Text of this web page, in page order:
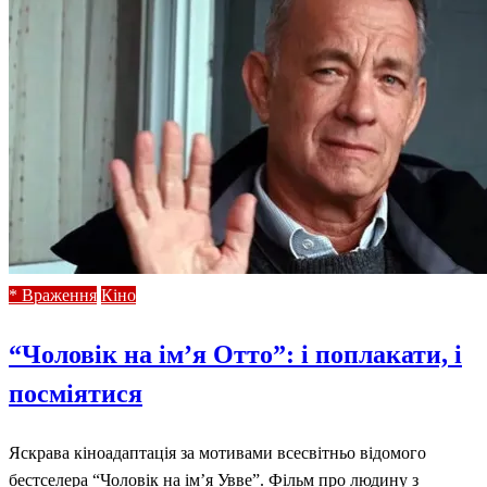
* Враження Кіно
“Чоловік на ім’я Отто”: і поплакати, і
посміятися
Яскрава кіноадаптація за мотивами всесвітньо відомого
бестселера “Чоловік на ім’я Увве”. Фільм про людину з